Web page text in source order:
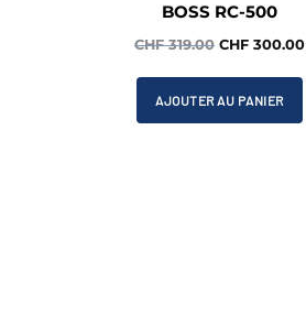
BOSS RC-500
CHF319.00 Le
initial
CHF 300.00
AJOUTER AU PANIER